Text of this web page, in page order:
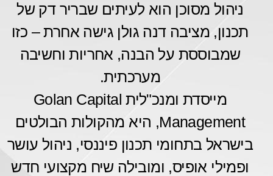
ניהול מסוכן הוא לעיתים שבריר דק של
תכנון, מציבה דנה גולן גישה אחרת – כזו
שמבוססת על הבנה, אחריות וחשיבה
מערכתית.
מייסדת ומנכ"לית Golan Capital
Management, היא מהקולות הבולטים
בישראל בתחומי תכנון פיננסי, ניהול עושר
ופמילי אופיס, ומובילה שיח מקצועי חדש